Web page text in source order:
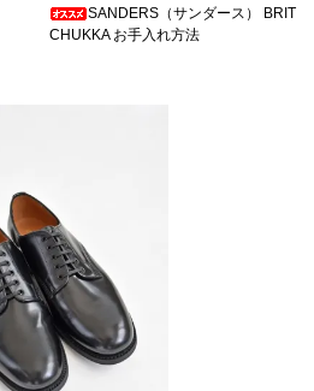
SANDERS（サンダース） BRIT
CHUKKA お手入れ方法